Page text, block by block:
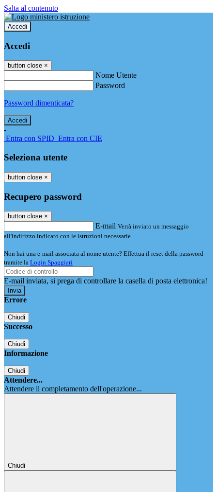
Salta al contenuto
Accedi
Accedi
button close ×
Nome Utente
Password
Password dimenticata?
-
Entra con SPID Entra con CIE
Seleziona utente
button close ×
Recupero password
button close ×
E-mail Verrà inviato un messaggio
all'indirizzo indicato con le istruzioni necessarie.
Non hai una e-mail associata al nome utente? Effettua il reset della password
tramite la Login Spaggiari
E-mail inviata, si prega di controllare la casella di posta elettronica!
Errore
Chiudi
Successo
Chiudi
Informazione
Chiudi
Attendere...
Attendere il completamento dell'operazione...
Chiudi